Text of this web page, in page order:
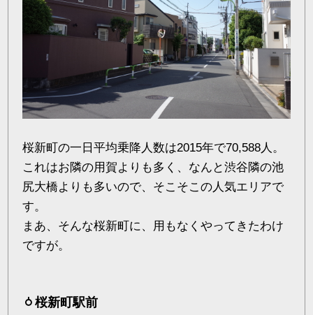
桜新町の一日平均乗降人数は2015年で70,588人。
これはお隣の用賀よりも多く、なんと渋谷隣の池
尻大橋よりも多いので、そこそこの人気エリアで
す。
まあ、そんな桜新町に、用もなくやってきたわけ
ですが。
桜新町駅前